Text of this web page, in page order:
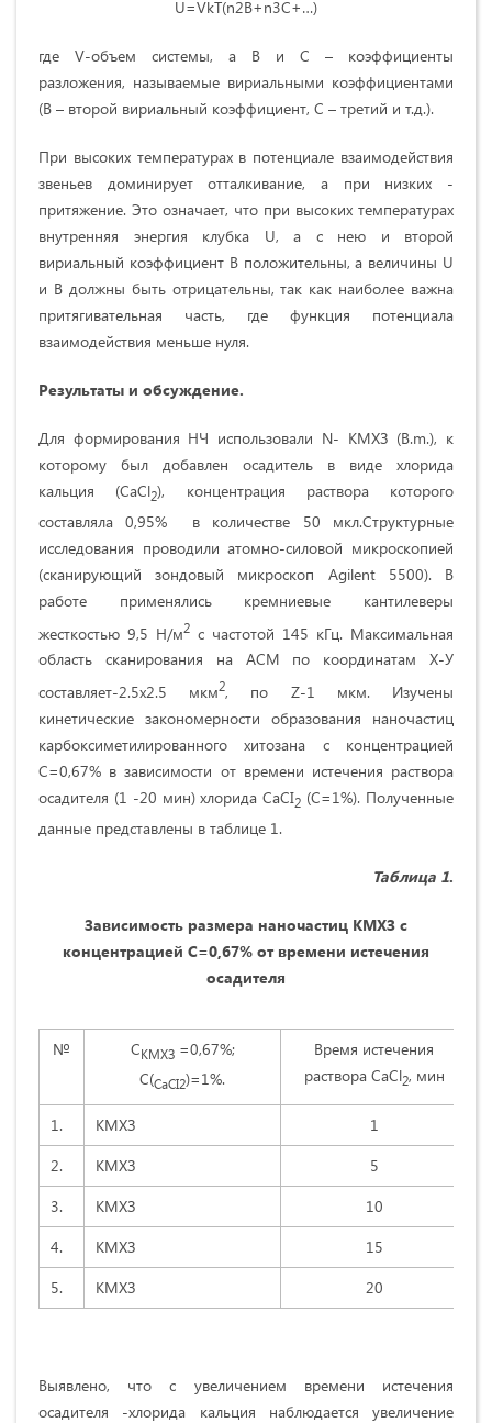
U=VkT(n2B+n3C+…)
где V-объем системы, а В и С – коэффициенты
разложения, называемые вириальными коэффициентами
(В – второй вириальный коэффициент, С – третий и т.д.).
При высоких температурах в потенциале взаимодействия
звеньев доминирует отталкивание, а при низких -
притяжение. Это означает, что при высоких температурах
внутренняя энергия клубка U, а с нею и второй
вириальный коэффициент В положительны, а величины U
и В должны быть отрицательны, так как наиболее важна
притягивательная часть, где функция потенциала
взаимодействия меньше нуля.
Результаты и обсуждение.
Для формирования НЧ использовали N- КМХЗ (B.m.), к
которому был добавлен осадитель в виде хлорида
кальция (СаСl2), концентрация раствора которого
составляла 0,95% в количестве 50 мкл.Структурные
исследования проводили атомно-силовой микроскопией
(сканирующий зондовый микроскоп Agilent 5500). В
работе применялись кремниевые кантилеверы
жесткостью 9,5 Н/м2 с частотой 145 кГц. Максимальная
область сканирования на АСМ по координатам Х-У
составляет-2.5х2.5 мкм2, по Z-1 мкм. Изучены
кинетические закономерности образования наночастиц
карбоксиметилированного хитозана с концентрацией
С=0,67% в зависимости от времени истечения раствора
осадителя (1 -20 мин) хлорида СаСI2 (С=1%). Полученные
данные представлены в таблице 1.
Таблица 1.
Зависимость размера наночастиц КМХЗ с
концентрацией С=0,67% от времени истечения
осадителя
№ СКМХЗ=0,67%;
С(СаСI2)=1%.
Время истечения
раствора СаСl2, мин
1. КМХЗ
1
2.
КМХЗ
5
3.
КМХЗ
10
4.
КМХЗ
15
5.
КМХЗ 20
Выявлено, что с увеличением времени истечения
осадителя -хлорида кальция наблюдается увеличение